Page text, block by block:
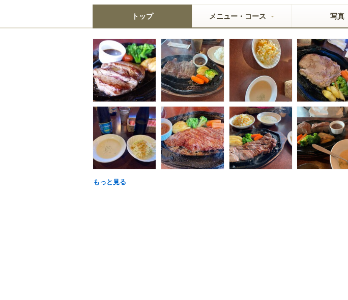
トップ メニュー・コース 写真
もっと見る